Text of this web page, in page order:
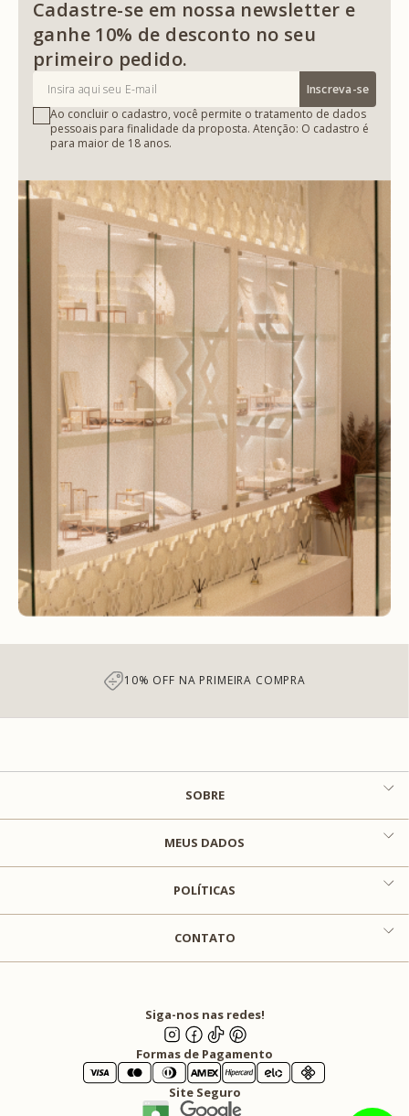
Cadastre-se em nossa newsletter e
ganhe 10% de desconto no seu
primeiro pedido.
Inscreva-se
Ao concluir o cadastro, você permite o tratamento de dados
pessoais para finalidade da proposta. Atenção: O cadastro é
para maior de 18 anos.
10% OFF NA PRIMEIRA COMPRA
SOBRE
MEUS DADOS
POLÍTICAS
CONTATO
Siga-nos nas redes!
Formas de Pagamento
Site Seguro